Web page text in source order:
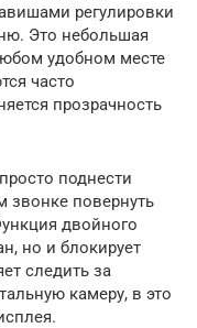
регулировки
Это небольшая
удобном месте
часто
прозрачность
поднести
звонке повернуть
двойного
но и блокирует
следить за
камеру, в это